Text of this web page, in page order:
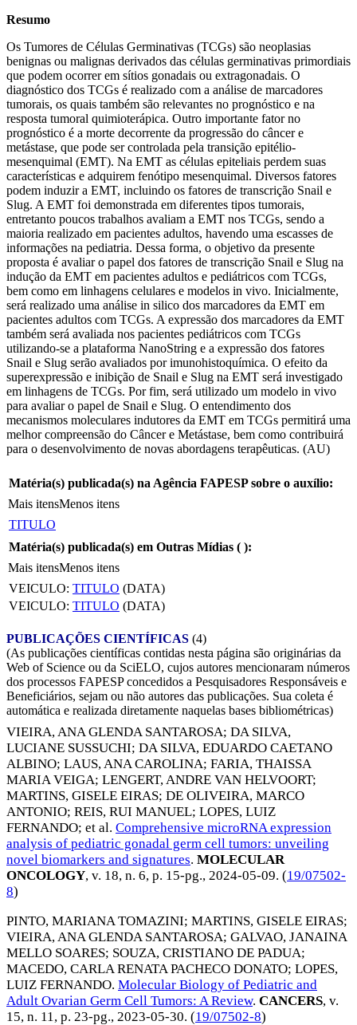
Resumo
Os Tumores de Células Germinativas (TCGs) são neoplasias
benignas ou malignas derivados das células germinativas primordiais
que podem ocorrer em sítios gonadais ou extragonadais. O
diagnóstico dos TCGs é realizado com a análise de marcadores
tumorais, os quais também são relevantes no prognóstico e na
resposta tumoral quimioterápica. Outro importante fator no
prognóstico é a morte decorrente da progressão do câncer e
metástase, que pode ser controlada pela transição epitélio-
mesenquimal (EMT). Na EMT as células epiteliais perdem suas
características e adquirem fenótipo mesenquimal. Diversos fatores
podem induzir a EMT, incluindo os fatores de transcrição Snail e
Slug. A EMT foi demonstrada em diferentes tipos tumorais,
entretanto poucos trabalhos avaliam a EMT nos TCGs, sendo a
maioria realizado em pacientes adultos, havendo uma escasses de
informações na pediatria. Dessa forma, o objetivo da presente
proposta é avaliar o papel dos fatores de transcrição Snail e Slug na
indução da EMT em pacientes adultos e pediátricos com TCGs,
bem como em linhagens celulares e modelos in vivo. Inicialmente,
será realizado uma análise in silico dos marcadores da EMT em
pacientes adultos com TCGs. A expressão dos marcadores da EMT
também será avaliada nos pacientes pediátricos com TCGs
utilizando-se a plataforma NanoString e a expressão dos fatores
Snail e Slug serão avaliados por imunohistoquímica. O efeito da
superexpressão e inibição de Snail e Slug na EMT será investigado
em linhagens de TCGs. Por fim, será utilizado um modelo in vivo
para avaliar o papel de Snail e Slug. O entendimento dos
mecanismos moleculares indutores da EMT em TCGs permitirá uma
melhor compreensão do Câncer e Metástase, bem como contribuirá
para o desenvolvimento de novas abordagens terapêuticas. (AU)
Matéria(s) publicada(s) na Agência FAPESP sobre o auxílio:
Mais itensMenos itens
TITULO
Matéria(s) publicada(s) em Outras Mídias ( ):
Mais itensMenos itens
VEICULO: TITULO (DATA)
VEICULO: TITULO (DATA)
PUBLICAÇÕES CIENTÍFICAS (4)
(As publicações científicas contidas nesta página são originárias da
Web of Science ou da SciELO, cujos autores mencionaram números
dos processos FAPESP concedidos a Pesquisadores Responsáveis e
Beneficiários, sejam ou não autores das publicações. Sua coleta é
automática e realizada diretamente naquelas bases bibliométricas)
VIEIRA, ANA GLENDA SANTAROSA; DA SILVA,
LUCIANE SUSSUCHI; DA SILVA, EDUARDO CAETANO
ALBINO; LAUS, ANA CAROLINA; FARIA, THAISSA
MARIA VEIGA; LENGERT, ANDRE VAN HELVOORT;
MARTINS, GISELE EIRAS; DE OLIVEIRA, MARCO
ANTONIO; REIS, RUI MANUEL; LOPES, LUIZ
FERNANDO; et al. Comprehensive microRNA expression
analysis of pediatric gonadal germ cell tumors: unveiling
novel biomarkers and signatures. MOLECULAR
ONCOLOGY, v. 18, n. 6, p. 15-pg., 2024-05-09. (19/07502-
8)
PINTO, MARIANA TOMAZINI; MARTINS, GISELE EIRAS;
VIEIRA, ANA GLENDA SANTAROSA; GALVAO, JANAINA
MELLO SOARES; SOUZA, CRISTIANO DE PADUA;
MACEDO, CARLA RENATA PACHECO DONATO; LOPES,
LUIZ FERNANDO. Molecular Biology of Pediatric and
Adult Ovarian Germ Cell Tumors: A Review. CANCERS, v.
15, n. 11, p. 23-pg., 2023-05-30. (19/07502-8)